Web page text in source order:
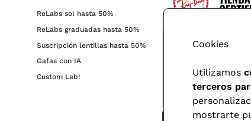
ReLabs sol hasta 50%
ReLabs graduadas hasta 50%
Suscripción lentillas hasta 50%
Gafas con IA
Custom Lab!
Cookies
Utilizamos
terceros
mostrarte